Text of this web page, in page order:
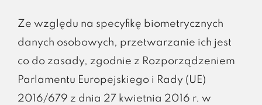
Ze względu na specyfikę biometrycznych
danych osobowych, przetwarzanie ich jest
co do zasady, zgodnie z Rozporządzeniem
Parlamentu Europejskiego i Rady (UE)
2016/679 z dnia 27 kwietnia 2016 r. w